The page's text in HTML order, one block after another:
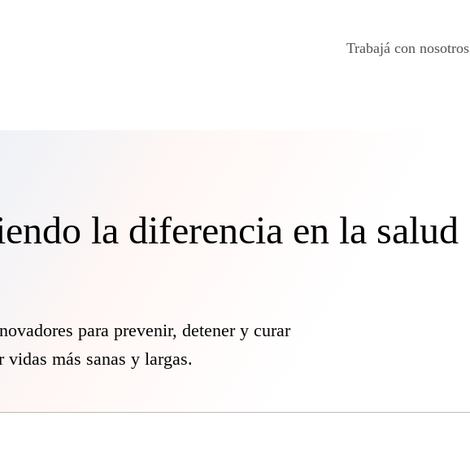
Trabajá con nosotros
la diferencia en la salud
para prevenir, detener y curar
más sanas y largas.